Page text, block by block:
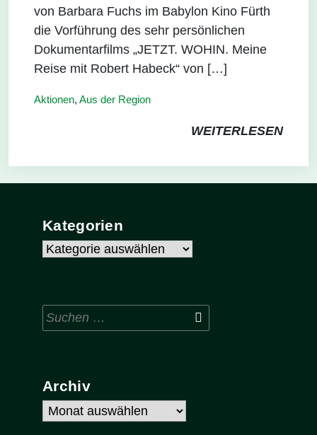
von Barbara Fuchs im Babylon Kino Fürth
die Vorführung des sehr persönlichen
Dokumentarfilms „JETZT. WOHIN. Meine
Reise mit Robert Habeck“ von […]
Aktionen, Aus der Region
WEITERLESEN
Kategorien
Kategorien
Suchen
nach:
Archiv
Archiv